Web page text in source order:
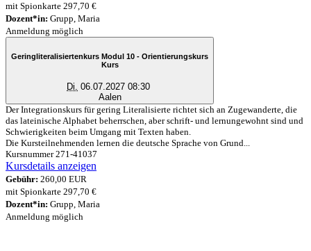
mit Spionkarte 297,70 €
Dozent*in: Grupp, Maria
Anmeldung möglich
Geringliteralisiertenkurs Modul 10 - Orientierungskurs
Kurs
Di. 06.07.2027 08:30
Aalen
Der Integrationskurs für gering Literalisierte richtet sich an Zugewanderte, die
das lateinische Alphabet beherrschen, aber schrift- und lernungewohnt sind und
Schwierigkeiten beim Umgang mit Texten haben.
Die Kursteilnehmenden lernen die deutsche Sprache von Grund...
Kursnummer 271-41037
Kursdetails anzeigen
Gebühr: 260,00 EUR
mit Spionkarte 297,70 €
Dozent*in: Grupp, Maria
Anmeldung möglich